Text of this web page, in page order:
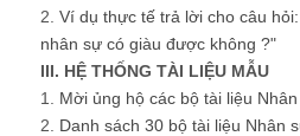
2. Ví dụ thực tế trả lời cho câu
nhân sự có giàu được không ?"
III. HỆ THỐNG TÀI LIỆU MẪU
1. Mời ủng hộ các bộ tài liệu
2. Danh sách 30 bộ tài liệu Nhân